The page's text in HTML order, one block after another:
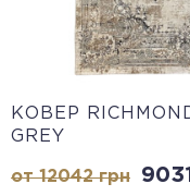
КОВЕР
GREY
от 12042грн 9031